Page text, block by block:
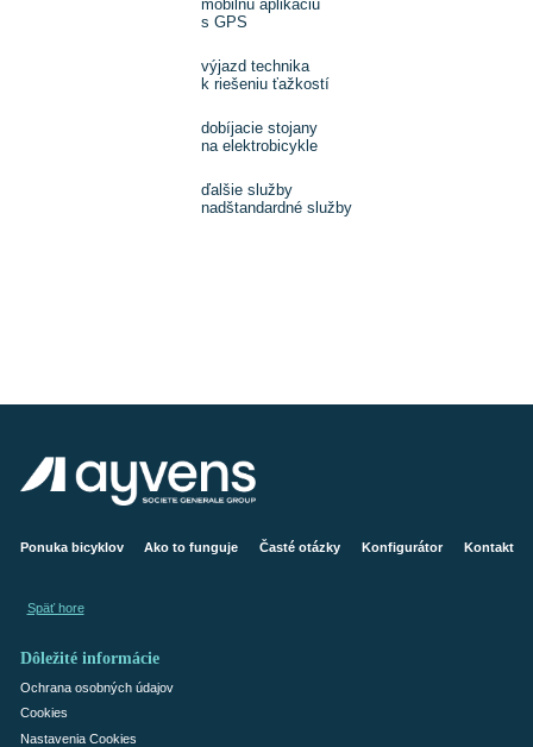
mobilnú aplikáciu
s GPS
výjazd technika
k riešeniu ťažkostí
dobíjacie stojany
na elektrobicykle
ďalšie služby
nadštandardné služby
Ponuka bicyklov Ako to funguje Časté otázky Konfigurátor Kontakt
Späť hore
Dôležité informácie
Ochrana osobných údajov
Cookies
Nastavenia Cookies